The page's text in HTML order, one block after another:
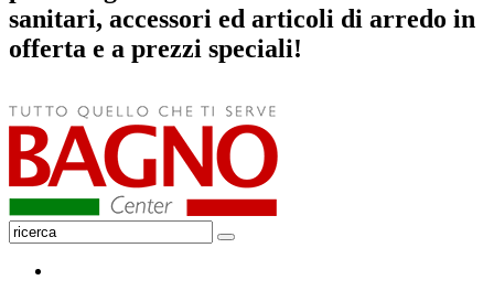
sanitari, accessori ed articoli di arredo in
offerta e a prezzi speciali!